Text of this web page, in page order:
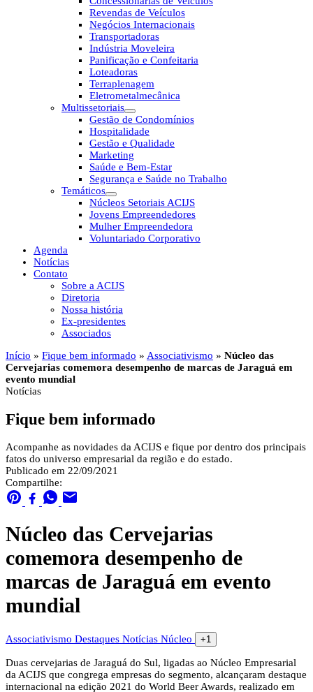
Revendas de Veículos
Negócios Internacionais
Transportadoras
Indústria Moveleira
Panificação e Confeitaria
Loteadoras
Terraplenagem
Eletrometalmecânica
Multissetoriais
Gestão de Condomínios
Hospitalidade
Gestão e Qualidade
Marketing
Saúde e Bem-Estar
Segurança e Saúde no Trabalho
Temáticos
Núcleos Setoriais ACIJS
Jovens Empreendedores
Mulher Empreendedora
Voluntariado Corporativo
Agenda
Notícias
Contato
Sobre a ACIJS
Diretoria
Nossa história
Ex-presidentes
Associados
Início » Fique bem informado » Associativismo » Núcleo das
Cervejarias comemora desempenho de marcas de Jaraguá em
evento mundial
Notícias
Fique bem informado
Acompanhe as novidades da ACIJS e fique por dentro dos principais
fatos do universo empresarial da região e do estado.
Publicado em 22/09/2021
Compartilhe:
Núcleo das Cervejarias
comemora desempenho de
marcas de Jaraguá em evento
mundial
Associativismo Destaques Notícias Núcleo +1
Duas cervejarias de Jaraguá do Sul, ligadas ao Núcleo Empresarial
da ACIJS que congrega empresas do segmento, alcançaram destaque
internacional na edição 2021 do World Beer Awards, realizado em